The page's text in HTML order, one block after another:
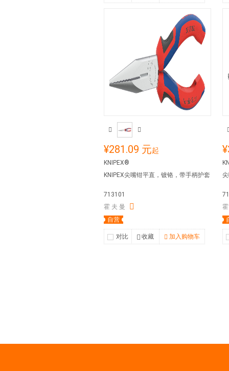
¥281.09 元起
KNIPEX®
KNIPEX尖嘴钳平直，镀铬，带手柄护套
713101
霍 夫 曼
自营
对比 收藏 加入购物车